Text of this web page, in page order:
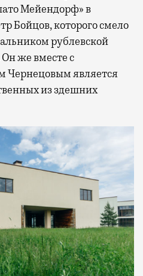
Мейендорф» в
Бойцов, которого смело
рублевской
же вместе с
Чернецовым является
из здешних